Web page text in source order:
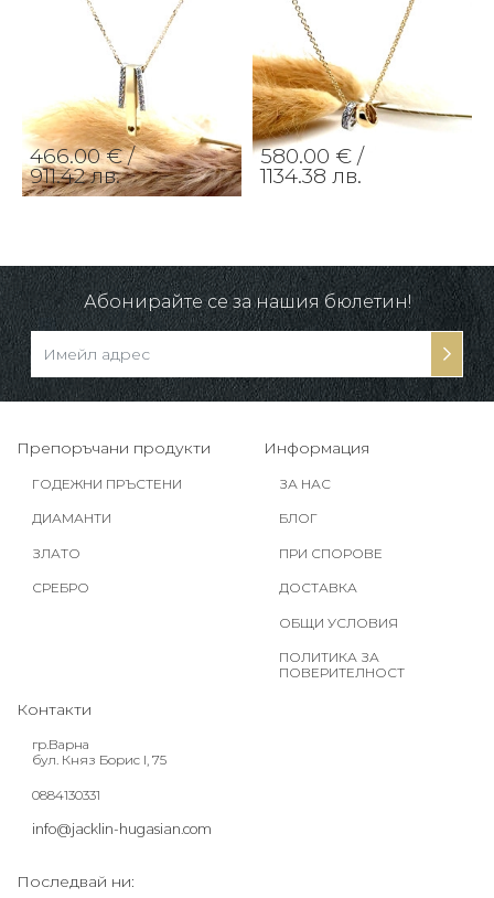
466.00 € /
911.42 лв.
580.00 € /
1134.38 лв.
Абонирайте се за нашия бюлетин!
Препоръчани продукти
ГОДЕЖНИ ПРЪСТЕНИ
ДИАМАНТИ
ЗЛАТО
СРЕБРО
Информация
ЗА НАС
БЛОГ
ПРИ СПОРОВЕ
ДОСТАВКА
ОБЩИ УСЛОВИЯ
ПОЛИТИКА ЗА
ПОВЕРИТЕЛНОСТ
Контакти
гр.Варна
бул. Княз Борис I, 75
0884130331
info@jacklin-hugasian.com
Последвай ни: